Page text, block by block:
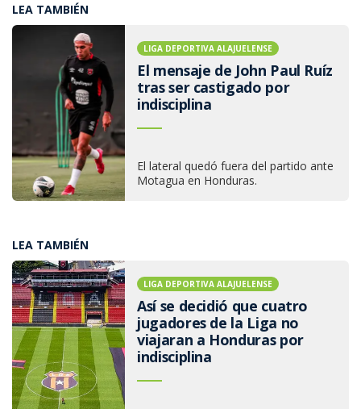
LEA TAMBIÉN
LIGA DEPORTIVA ALAJUELENSE
El mensaje de John Paul Ruíz
tras ser castigado por
indisciplina
El lateral quedó fuera del partido ante
Motagua en Honduras.
LEA TAMBIÉN
LIGA DEPORTIVA ALAJUELENSE
Así se decidió que cuatro
jugadores de la Liga no
viajaran a Honduras por
indisciplina